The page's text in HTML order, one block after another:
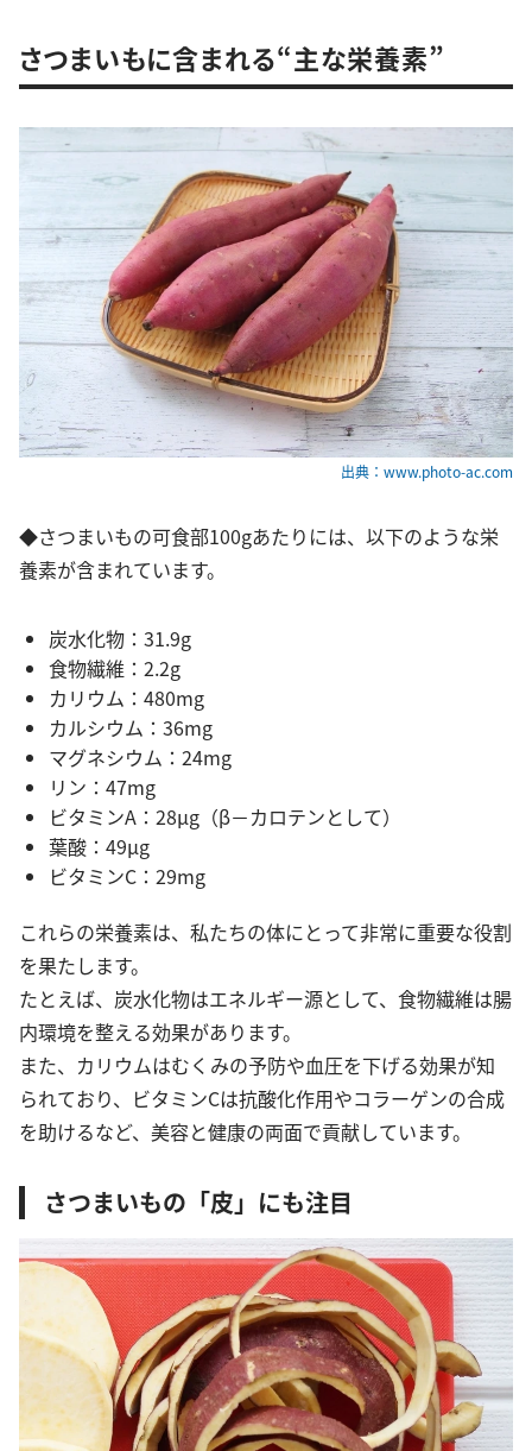
さつまいもに含まれる“主な栄養素”
出典：www.photo-ac.com
◆さつまいもの可食部100gあたりには、以下のような栄
養素が含まれています。
炭水化物：31.9g
食物繊維：2.2g
カリウム：480mg
カルシウム：36mg
マグネシウム：24mg
リン：47mg
ビタミンA：28μg（β－カロテンとして）
葉酸：49μg
ビタミンC：29mg
これらの栄養素は、私たちの体にとって非常に重要な役割
を果たします。
たとえば、炭水化物はエネルギー源として、食物繊維は腸
内環境を整える効果があります。
また、カリウムはむくみの予防や血圧を下げる効果が知
られており、ビタミンCは抗酸化作用やコラーゲンの合成
を助けるなど、美容と健康の両面で貢献しています。
さつまいもの「皮」にも注目